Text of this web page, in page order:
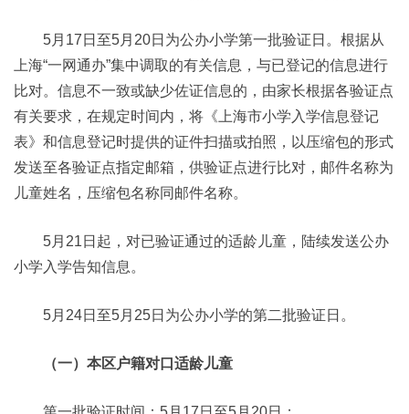
5月17日至5月20日为公办小学第一批验证日。根据从
上海“一网通办”集中调取的有关信息，与已登记的信息进行
比对。信息不一致或缺少佐证信息的，由家长根据各验证点
有关要求，在规定时间内，将《上海市小学入学信息登记
表》和信息登记时提供的证件扫描或拍照，以压缩包的形式
发送至各验证点指定邮箱，供验证点进行比对，邮件名称为
儿童姓名，压缩包名称同邮件名称。
5月21日起，对已验证通过的适龄儿童，陆续发送公办
小学入学告知信息。
5月24日至5月25日为公办小学的第二批验证日。
（一）本区户籍对口适龄儿童